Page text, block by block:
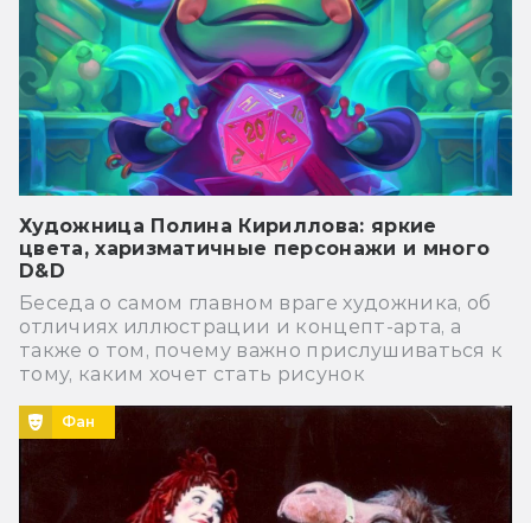
Художница Полина Кириллова: яркие
цвета, харизматичные персонажи и много
D&D
Беседа о самом главном враге художника, об
отличиях иллюстрации и концепт-арта, а
также о том, почему важно прислушиваться к
тому, каким хочет стать рисунок
Фан